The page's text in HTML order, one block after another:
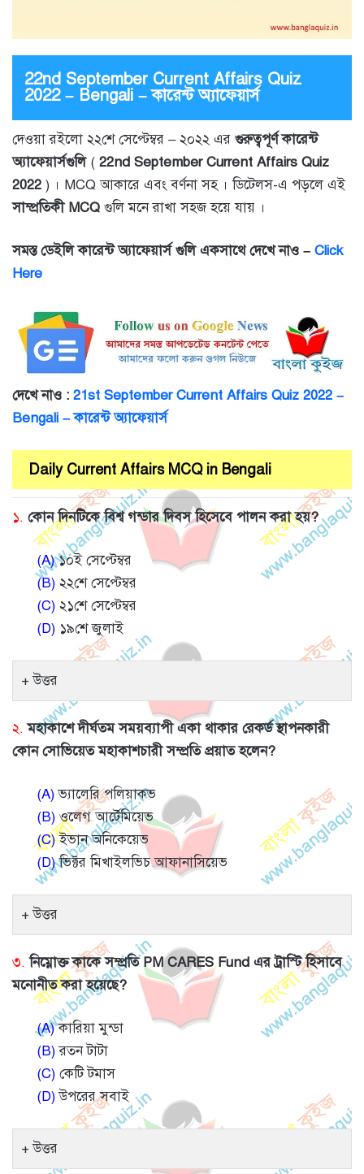
22nd September Current Affairs Quiz
2022 – Bengali – কারেন্ট অ্যাফেয়ার্স
দেওয়া রইলো ২২শে সেপ্টেম্বর – ২০২২ এর গুরুত্বপূর্ণ কারেন্ট
অ্যাফেয়ার্সগুলি( 22nd September Current Affairs Quiz
2022 ) । MCQ আকারে এবং বর্ণনা সহ । ডিটেলস-এ পড়লে এই
সাম্প্রতিকী MCQ গুলি মনে রাখা সহজ হয়ে যায় ।
সমস্ত ডেইলি কারেন্ট অ্যাফেয়ার্স গুলি একসাথে দেখে নাও – Click
Here
দেখে নাও : 21st September Current Affairs Quiz 2022 –
Bengali – কারেন্ট অ্যাফেয়ার্স
Daily Current Affairs MCQ in Bengali
১. কোন দিনটিকে বিশ্ব গন্ডার দিবস হিসেবে পালন করা হয়?
(A)১০ই সেপ্টেম্বর
(B) ২২শে সেপ্টেম্বর
(C) ২১শে সেপ্টেম্বর
(D) ১৯শে জুলাই
উত্তর
২. মহাকাশে দীর্ঘতম সময়ব্যাপী একা থাকার রেকর্ড স্থাপনকারী
কোন সোভিয়েত মহাকাশচারী সম্প্রতি প্রয়াত হলেন?
(A)ভ্যালেরি পলিয়াকভ
(B) ওলেগ আর্টেমিয়েভ
(C)ইভান অনিকেয়েভ
(D)ভিক্টর মিখাইলভিচ আফানাসিয়েভ
উত্তর
৩. নিম্নোক্ত কাকে সম্প্রতি PM CARES Fund এর ট্রাস্টি হিসাবে
মনোনীত করা হয়েছে?
(A)কারিয়া মুন্ডা
(B)রতন টাটা
(C) কেটি টমাস
(D)উপরের সবাই
উত্তর